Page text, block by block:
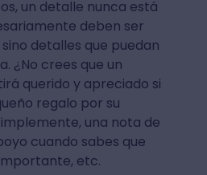
un detalle nunca está
deben ser
detalles que puedan
¿No crees que un
querido y apreciado si
regalo por su
una nota de
cuando sabes que
etc.